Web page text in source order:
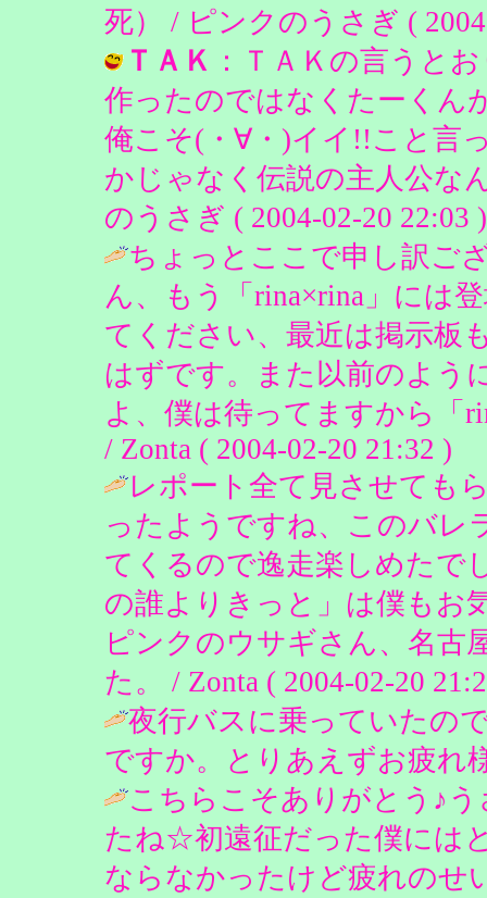
死） / ピンクのうさぎ (
ＴＡＫ ：ＴＡＫの言うと
作ったのではなくたーくん
俺こそ(・∀・)イイ!!こと言
かじゃなく伝説の主人公な
のうさぎ ( 2004-02-20 22:03 )
ちょっとここで申し訳ご
ん、もう「rina×rina」には
てください、最近は掲示板
はずです。また以前のよう
よ、僕は待ってますから「
/ Zonta ( 2004-02-20 21:32 )
レポート全て見させても
ったようですね、このバレ
てくるので逸走楽しめたで
の誰よりきっと」は僕もお
ピンクのウサギさん、名古
た。 / Zonta ( 2004-02-20
夜行バスに乗っていたの
ですか。とりあえずお疲れ
こちらこそありがとう♪
たね☆初遠征だった僕には
ならなかったけど疲れのせ